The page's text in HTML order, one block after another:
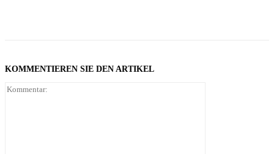
KOMMENTIEREN SIE DEN ARTIKEL